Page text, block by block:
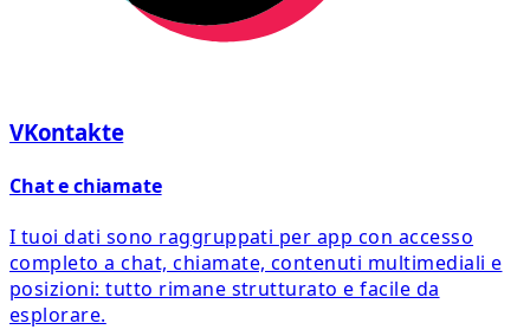
VKontakte
Chat e chiamate
I tuoi dati sono raggruppati per app con accesso
completo a chat, chiamate, contenuti multimediali e
posizioni: tutto rimane strutturato e facile da
esplorare.